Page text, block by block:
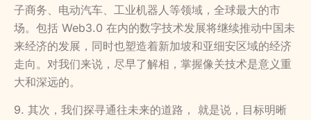
子商务、电动汽车、工业机器人等领域，全球最大的市
场。包括 Web3.0 在内的数字技术发展将继续推动中国未
来经济的发展，同时也塑造着新加坡和亚细安区域的经济
走向。对我们来说，尽早了解相，掌握像关技术是意义重
大和深远的。
9. 其次，我们探寻通往未来的道路， 就是说，目标明晰